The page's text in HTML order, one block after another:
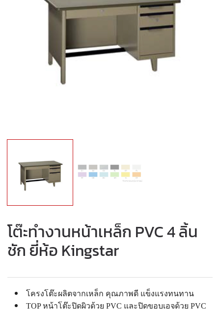
โต๊ะทำงานหน้าเหล็ก PVC 4 ลิ้น
ชัก ยี่ห้อ Kingstar
โครงโต๊ะผลิตจากเหล็ก คุณภาพดี แข็งแรงทนทาน
TOP หน้าโต๊ะปิดผิวด้วย PVC และปิดขอบเอจด้วย PVC